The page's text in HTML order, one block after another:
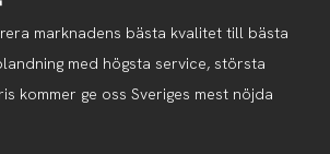
marknadens bästa kvalitet till bästa
med högsta service, största
kommer ge oss Sveriges mest nöjda